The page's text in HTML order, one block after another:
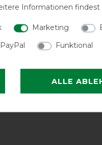
Informationen findest
Marketing
PayPal
Funktional
ALLE